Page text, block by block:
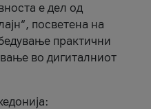
е дел од
посветена на
практични
во дигиталниот